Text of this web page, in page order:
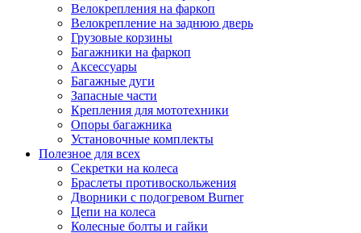
Велокрепления на фаркоп
Велокрепление на заднюю дверь
Грузовые корзины
Багажники на фаркоп
Аксессуары
Багажные дуги
Запасные части
Крепления для мототехники
Опоры багажника
Установочные комплекты
Полезное для всех
Секретки на колеса
Браслеты противоскольжения
Дворники с подогревом Burner
Цепи на колеса
Колесные болты и гайки